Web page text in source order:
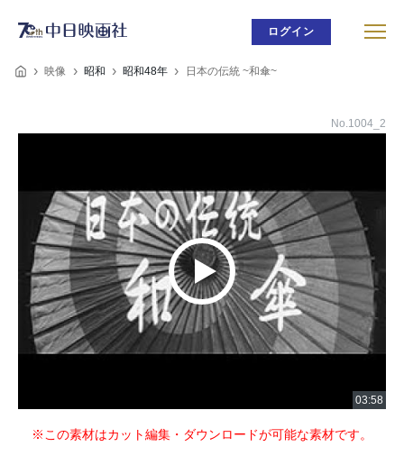
ログイン
映像 昭和 昭和48年 日本の伝統 ~和傘~
No.1004_2
※この素材はカット編集・ダウンロードが可能な素材です。